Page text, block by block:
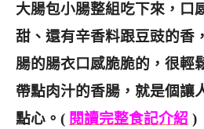
大腸包小腸整組吃下來，口
甜、還有辛香料跟豆豉的香，
腸的腸衣口感脆脆的，很輕
帶點肉汁的香腸，就是個讓
點心。( 閱讀完整食記介紹 )